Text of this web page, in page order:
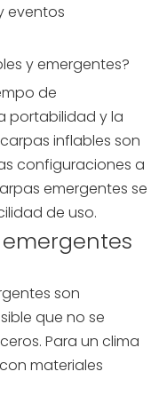
eventos
y emergentes?
de
portabilidad y la
inflables son
configuraciones a
emergentes se
de uso.
son
que no se
Para un clima
materiales